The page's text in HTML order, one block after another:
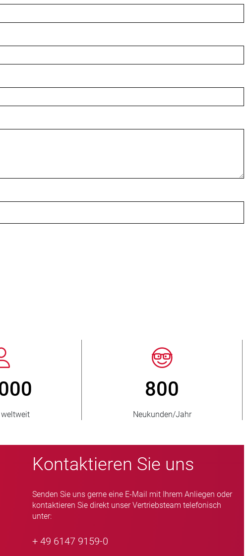
150
belieferte Länder
> 15 000
Quetschventil-Varianten
Kontaktieren Sie uns
Senden Sie uns gerne eine E-Mail mit Ihrem Anliegen oder
kontaktieren Sie direkt unser Vertriebsteam telefonisch
unter:
+ 49 6147 9159-0